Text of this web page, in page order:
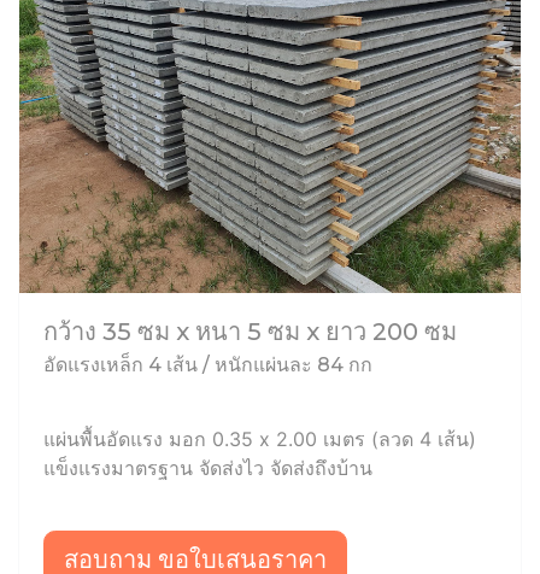
กว้าง 35 ซม x หนา 5 ซม x ยาว 200 ซม
อัดแรงเหล็ก 4 เส้น / หนักแผ่นละ 84 กก
แผ่นพื้นอัดแรง มอก 0.35 x 2.00 เมตร (ลวด 4 เส้น)
แข็งแรงมาตรฐาน จัดส่งไว จัดส่งถึงบ้าน
สอบถาม ขอใบเสนอราคา